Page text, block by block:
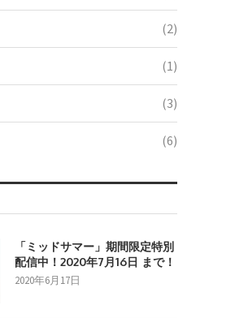
(2)
(1)
(3)
(6)
「ミッドサマー」期間限定特別
配信中！2020年7月16日 まで！
2020年6月17日